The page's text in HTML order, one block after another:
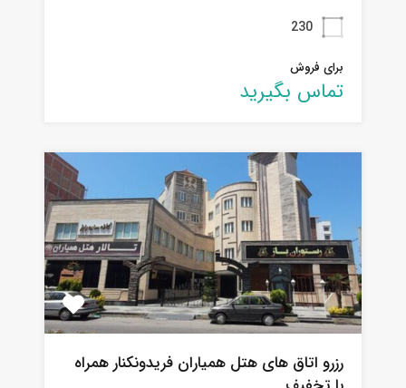
230
برای فروش
تماس بگیرید
رزرو اتاق های هتل همیاران فریدونکنار همراه